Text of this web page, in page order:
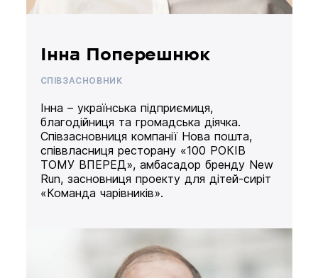
Інна Поперешнюк
СПІВЗАСНОВНИК
Інна – українська підприємиця,
благодійниця та громадська діячка.
Співзасновниця компанії Нова пошта,
співвласниця ресторану «100 РОКІВ
ТОМУ ВПЕРЕД», амбасадор бренду New
Run, засновниця проекту для дітей-сиріт
«Команда чарівників».